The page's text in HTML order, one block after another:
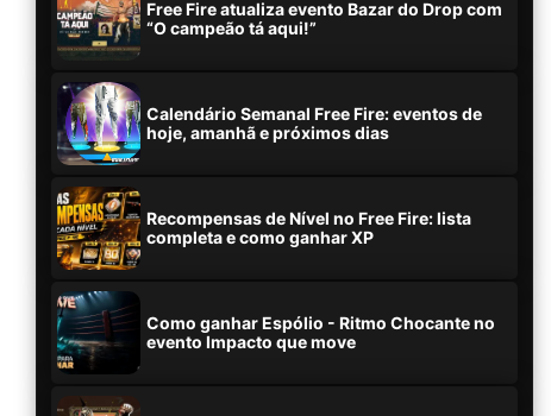
Free Fire atualiza evento Bazar do Drop com
“O campeão tá aqui!”
Calendário Semanal Free Fire: eventos de
hoje, amanhã e próximos dias
Recompensas de Nível no Free Fire: lista
completa e como ganhar XP
Como ganhar Espólio - Ritmo Chocante no
evento Impacto que move